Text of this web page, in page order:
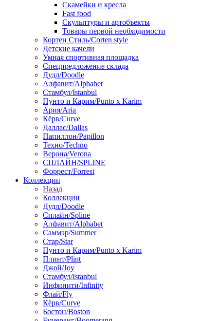
Скамейки и кресла
Fast food
Скульптуры и артобъекты
Товары первой необходимости
Кортен Стиль/Corten style
Детские качели
Умная спортивная площадка
Спецпредложение склада
Дудл/Doodle
Алфавит/Alphabet
Стамбул/Istanbul
Пунто и Карим/Punto x Karim
Ария/Aria
Кёрв/Curve
Даллас/Dallas
Папиллон/Papillon
Техно/Techno
Верона/Verona
СПЛАЙН/SPLINE
Форрест/Forrest
Коллекции
Назад
Коллекции
Дудл/Doodle
Сплайн/Spline
Алфавит/Alphabet
Саммэр/Summer
Стар/Star
Пунто и Карим/Punto x Karim
Плинт/Plint
Джой/Joy
Стамбул/Istanbul
Инфинити/Infinity
Флай/Fly
Кёрв/Curve
Бостон/Boston